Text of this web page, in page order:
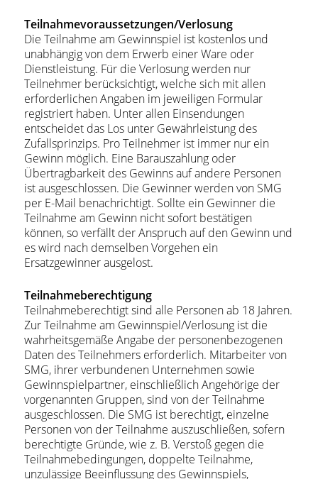
Teilnahmevoraussetzungen/Verlosung
Die Teilnahme am Gewinnspiel ist kostenlos und
unabhängig von dem Erwerb einer Ware oder
Dienstleistung. Für die Verlosung werden nur
Teilnehmer berücksichtigt, welche sich mit allen
erforderlichen Angaben im jeweiligen Formular
registriert haben. Unter allen Einsendungen
entscheidet das Los unter Gewährleistung des
Zufallsprinzips. Pro Teilnehmer ist immer nur ein
Gewinn möglich. Eine Barauszahlung oder
Übertragbarkeit des Gewinns auf andere Personen
ist ausgeschlossen. Die Gewinner werden von SMG
per E-Mail benachrichtigt. Sollte ein Gewinner die
Teilnahme am Gewinn nicht sofort bestätigen
können, so verfällt der Anspruch auf den Gewinn und
es wird nach demselben Vorgehen ein
Ersatzgewinner ausgelost.
Teilnahmeberechtigung
Teilnahmeberechtigt sind alle Personen ab 18 Jahren.
Zur Teilnahme am Gewinnspiel/Verlosung ist die
wahrheitsgemäße Angabe der personenbezogenen
Daten des Teilnehmers erforderlich. Mitarbeiter von
SMG, ihrer verbundenen Unternehmen sowie
Gewinnspielpartner, einschließlich Angehörige der
vorgenannten Gruppen, sind von der Teilnahme
ausgeschlossen. Die SMG ist berechtigt, einzelne
Personen von der Teilnahme auszuschließen, sofern
berechtigte Gründe, wie z. B. Verstoß gegen die
Teilnahmebedingungen, doppelte Teilnahme,
unzulässige Beeinflussung des Gewinnspiels,